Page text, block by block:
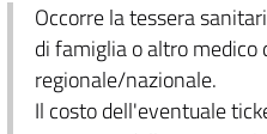
Occorre la tessera
di famiglia o altro medico
regionale/nazionale.
Il costo dell'eventuale